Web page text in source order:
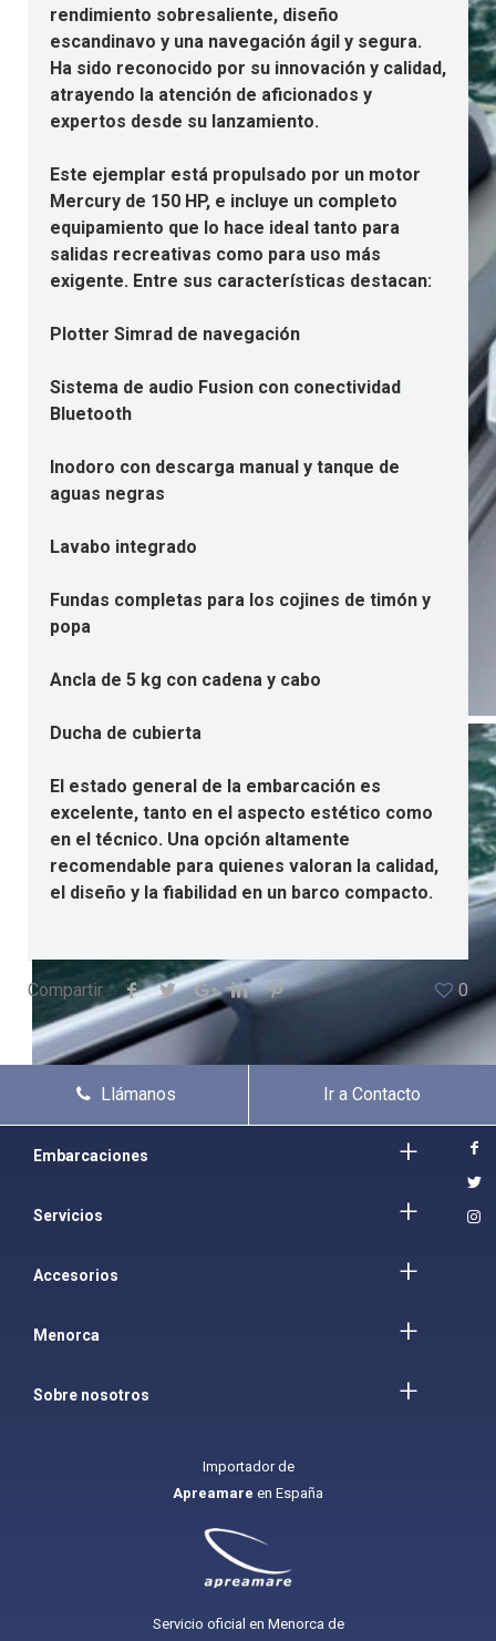
rendimiento sobresaliente, diseño
escandinavo y una navegación ágil y segura.
Ha sido reconocido por su innovación y calidad,
atrayendo la atención de aficionados y
expertos desde su lanzamiento.
Este ejemplar está propulsado por un motor
Mercury de 150 HP, e incluye un completo
equipamiento que lo hace ideal tanto para
salidas recreativas como para uso más
exigente. Entre sus características destacan:
Plotter Simrad de navegación
Sistema de audio Fusion con conectividad
Bluetooth
Inodoro con descarga manual y tanque de
aguas negras
Lavabo integrado
Fundas completas para los cojines de timón y
popa
Ancla de 5 kg con cadena y cabo
Ducha de cubierta
El estado general de la embarcación es
excelente, tanto en el aspecto estético como
en el técnico. Una opción altamente
recomendable para quienes valoran la calidad,
el diseño y la fiabilidad en un barco compacto.
Compartir 0
Llámanos Ir a Contacto
Embarcaciones
Servicios
Accesorios
Menorca
Sobre nosotros
Importador de
Apreamare en España
Servicio oficial en Menorca de